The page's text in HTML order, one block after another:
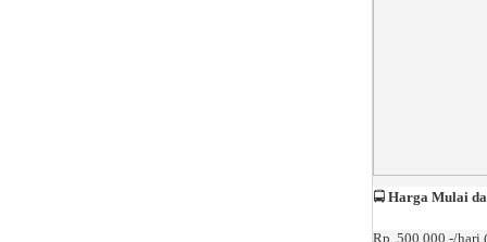
🚍 Harga Mulai
Rp. 500.000,-/hari